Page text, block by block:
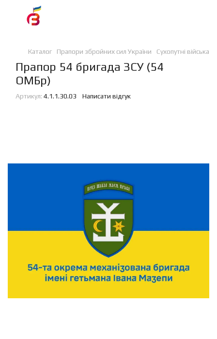
Каталог Прапори збройних сил України Сухопутні війська
Прапор 54 бригада ЗСУ (54
ОМБр)
Артикул: 4.1.1.30.03 Написати відгук